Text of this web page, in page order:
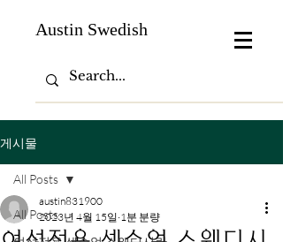
Austin Swedish
게시물
All Posts
All Posts
austin831900
2023년 4월 15일 1분 분량